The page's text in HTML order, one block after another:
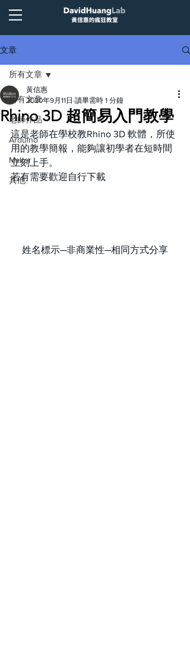
文章
所有文章
老師作品
Arduino
Maker
其他
所有文章
Rhino 3D 超簡易入門教學
黃信惠
2020年9月11日 讀畢需時 1 分鐘
這是老師在學校教Rhino 3D 軟體，所使
用的教學簡報，能夠讓初學者在短時間
立刻上手。
若有需要歡迎自行下載
姓名標示─非商業性─相同方式分享